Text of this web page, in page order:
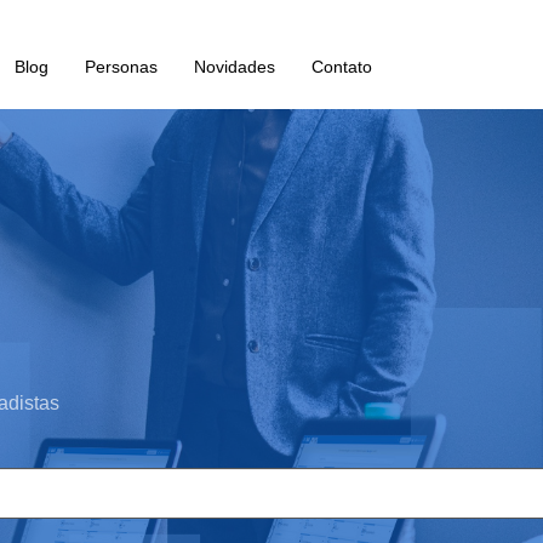
Blog Personas Novidades Contato